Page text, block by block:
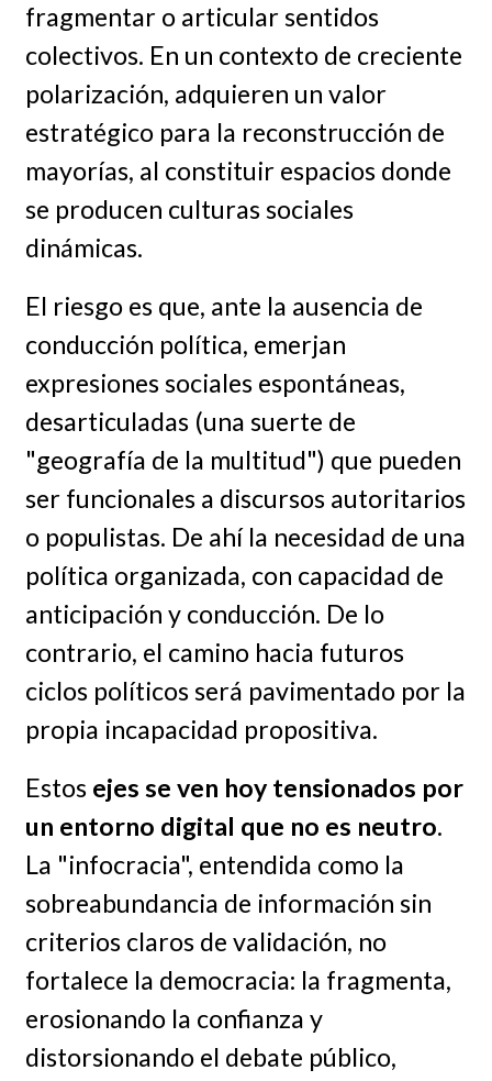
fragmentar o articular sentidos
colectivos. En un contexto de creciente
polarización, adquieren un valor
estratégico para la reconstrucción de
mayorías, al constituir espacios donde
se producen culturas sociales
dinámicas.
El riesgo es que, ante la ausencia de
conducción política, emerjan
expresiones sociales espontáneas,
desarticuladas (una suerte de
"geografía de la multitud") que pueden
ser funcionales a discursos autoritarios
o populistas. De ahí la necesidad de una
política organizada, con capacidad de
anticipación y conducción. De lo
contrario, el camino hacia futuros
ciclos políticos será pavimentado por la
propia incapacidad propositiva.
Estos ejes se ven hoy tensionados por
un entorno digital que no es neutro.
La "infocracia", entendida como la
sobreabundancia de información sin
criterios claros de validación, no
fortalece la democracia: la fragmenta,
erosionando la confianza y
distorsionando el debate público,